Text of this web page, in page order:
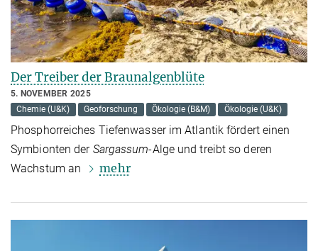
Der Treiber der Braunalgenblüte
5. NOVEMBER 2025
Chemie (U&K)
Geoforschung Ökologie (B&M) Ökologie (U&K)
Phosphorreiches Tiefenwasser im Atlantik fördert einen
Symbionten der Sargassum-Alge und treibt so deren
Wachstum an
mehr